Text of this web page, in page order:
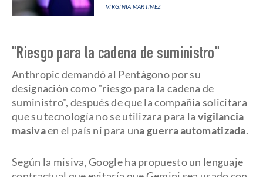
VIRGINIA MARTÍNEZ
"Riesgo para la cadena de suministro"
Anthropic demandó al Pentágono por su
designación como "riesgo para la cadena de
suministro", después de que la compañía solicitara
que su tecnología no se utilizara para la vigilancia
masivaen el país ni para una guerra automatizada.
Según la misiva, Google ha propuesto un lenguaje